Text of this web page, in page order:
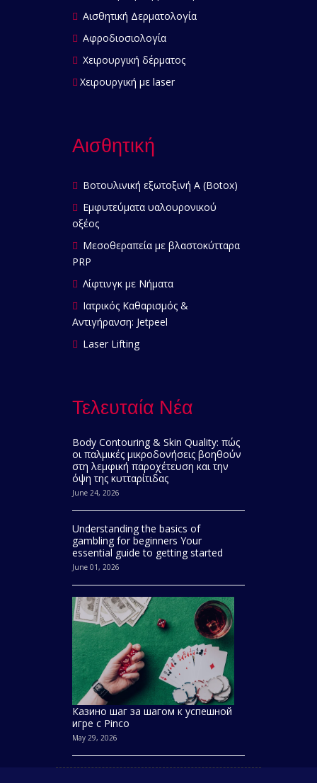
Αισθητική Δερματολογία
Αφροδιοσιολογία
Χειρουργική δέρματος
Χειρουργική με laser
Αισθητική
Βοτουλινική εξωτοξινή Α (Botox)
Εμφυτεύματα υαλουρονικού
οξέος
Μεσοθεραπεία με βλαστοκύτταρα
PRP
Λίφτινγκ με Νήματα
Ιατρικός Καθαρισμός &
Αντιγήρανση: Jetpeel
Laser Lifting
Τελευταία Νέα
Body Contouring & Skin Quality: πώς
οι παλμικές μικροδονήσεις βοηθούν
στη λεμφική παροχέτευση και την
όψη της κυτταρίτιδας
June 24, 2026
Understanding the basics of
gambling for beginners Your
essential guide to getting started
June 01, 2026
Казино шаг за шагом к успешной
игре с Pinco
May 29, 2026